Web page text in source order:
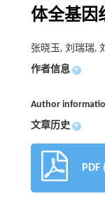
体全基因
张晓玉, 刘瑞瑞,
作者信息 +
Author
文章历史 +
PDF